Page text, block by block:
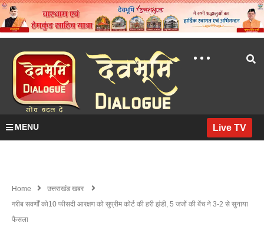
MENU Live TV
Home
उत्तराखंड खबर
गरीब सवर्णों को10 फीसदी आरक्षण को सुप्रीम कोर्ट की हरी झंडी, 5 जजों की बेंच ने 3-2 से सुनाया
फैसला